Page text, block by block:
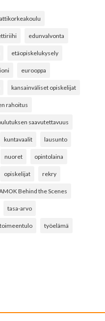
edunvalvonta
etäopiskelukysely
eurooppa
kansainväliset opiskelijat
rahoitus
saavutettavuus
kuntavaalit lausunto
nuoret opintolaina
opiskelijat rekry
Behind the Scenes
tasa-arvo
toimeentulo työelämä